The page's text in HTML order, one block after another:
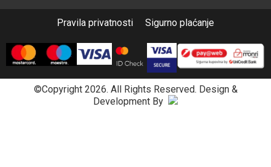
Pravila privatnosti Sigurno plaćanje
©Copyright 2026. All Rights Reserved. Design &
Development By